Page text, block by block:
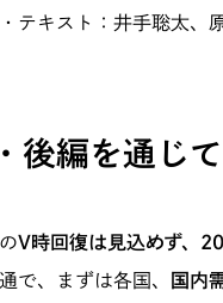
テキスト：井手聡太、
後編を通じ
V時回復は見込めず、
で、まずは各国、
国内